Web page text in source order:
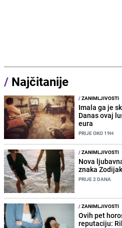
/ Najčitanije
/ZANIMLJIVOSTI
Imala ga je
Danas ovaj
eura
PRIJE OKO 19H
/ZANIMLJIVOSTI
Nova
znaka
PRIJE 2 DANA
/ZANIMLJIVOSTI
Ovih pet
reputaciju: